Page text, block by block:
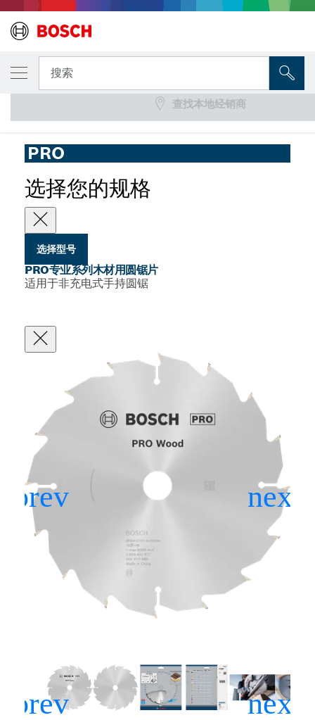
搜索
PRO专业系列木材用非充电式圆锯片，适用于手持锯
PRO
选择您的规格
选择型号
PRO专业系列木材用圆锯片
适用于非充电式手持圆锯
您选择的型号
PRO专业系列木材用圆锯片
查找本地经销商